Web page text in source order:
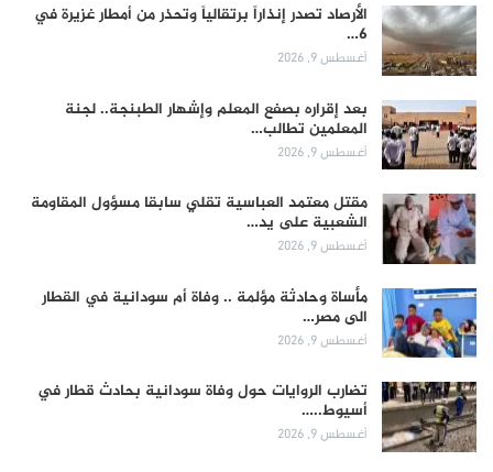
الأرصاد تصدر إنذاراً برتقالياً وتحذر من أمطار غزيرة في
6…
أغسطس 9, 2026
بعد إقراره بصفع المعلم وإشهار الطبنجة.. لجنة
المعلمين تطالب…
أغسطس 9, 2026
مقتل معتمد العباسية تقلي سابقا مسؤول المقاومة
الشعبية على يد…
أغسطس 9, 2026
مأساة وحادثة مؤلمة .. وفاة أم سودانية في القطار
الى مصر…
أغسطس 9, 2026
تضارب الروايات حول وفاة سودانية بحادث قطار في
أسيوط..…
أغسطس 9, 2026